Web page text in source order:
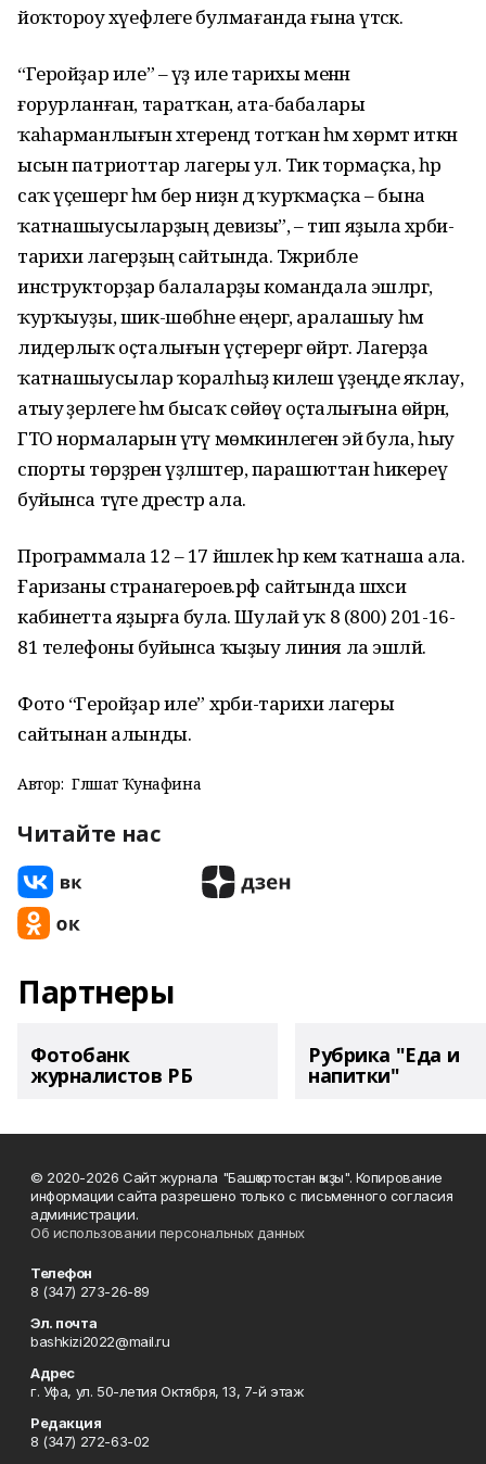
йоҡтороу хәүефлеге булмағанда ғына үтәсәк.
“Геройҙар иле” – үҙ иле тарихы менән
ғорурланған, таратҡан, ата-бабалары
ҡаһарманлығын хәтерендә тотҡан һәм хөрмәт иткән
ысын патриоттар лагеры ул. Тик тормаҫҡа, һәр
саҡ үҫешергә һәм бер ниҙән дә ҡурҡмаҫҡа – бына
ҡатнашыусыларҙың девизы”, – тип яҙыла хәрби-
тарихи лагерҙың сайтында. Тәжрибәле
инструкторҙар балаларҙы командала эшләргә,
ҡурҡыуҙы, шик-шөбһәне еңергә, аралашыу һәм
лидерлыҡ оҫталығын үҫтерергә өйрәтә. Лагерҙа
ҡатнашыусылар ҡоралһыҙ килеш үҙеңде яҡлау,
атыу әҙерлеге һәм бысаҡ сөйөү оҫталығына өйрәнә,
ГТО нормаларын үтәү мөмкинлегенә эйә була, һыу
спорты төрҙәрен үҙләштерә, парашюттан һикереү
буйынса тәүге дәрестәр ала.
Программала 12 – 17 йәшлек һәр кем ҡатнаша ала.
Ғаризаны странагероев.рф сайтында шәхси
кабинетта яҙырға була. Шулай уҡ 8 (800) 201-16-
81 телефоны буйынса ҡыҙыу линия ла эшләй.
Фото “Геройҙар иле” хәрби-тарихи лагеры
сайтынан алынды.
Автор: Гөлшат Ҡунафина
Читайте нас
Партнеры
Фотобанк
журналистов РБ
Рубрика "Еда и
напитки"
© 2020-2026 Сайт журнала "Башҡортостан ҡыҙы". Копирование
информации сайта разрешено только с письменного согласия
администрации.
Об использовании персональных данных
Телефон
8 (347) 273-26-89
Эл. почта
bashkizi2022@mail.ru
Адрес
г. Уфа, ул. 50-летия Октября, 13, 7-й этаж
Редакция
8 (347) 272-63-02